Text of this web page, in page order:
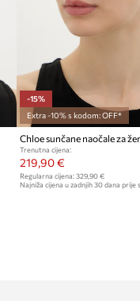
-15%
Extra -10% s kodom: OFF*
Chloe sunčane naočale za
Trenutna cijena:
219,90 €
Regularna cijena: 329,90 €
Najniža cijena u zadnjih 30 dana prije